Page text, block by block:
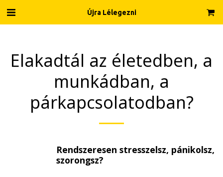
Újra Lélegezni
Elakadtál az életedben, a
munkádban, a
párkapcsolatodban?
Rendszeresen stresszelsz, pánikolsz,
szorongsz?